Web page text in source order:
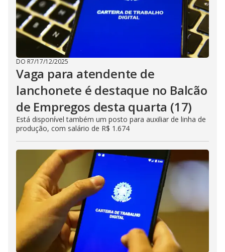
DO R7/17/12/2025
Vaga para atendente de
lanchonete é destaque no Balcão
de Empregos desta quarta (17)
Está disponível também um posto para auxiliar de linha de
produção, com salário de R$ 1.674